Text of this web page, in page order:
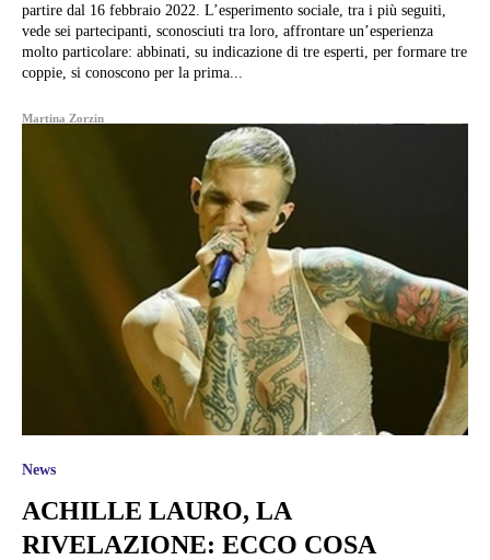
partire dal 16 febbraio 2022. L’esperimento sociale, tra i più seguiti,
vede sei partecipanti, sconosciuti tra loro, affrontare un’esperienza
molto particolare: abbinati, su indicazione di tre esperti, per formare tre
coppie, si conoscono per la prima...
Martina Zorzin
News
ACHILLE LAURO, LA
RIVELAZIONE: ECCO COSA